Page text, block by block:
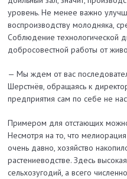
уровень. Не менее важно
воспроизводству молодняка,
Соблюдение технологической
добросовестной работы от
— Мы ждем от вас
Шерстнёв, обращаясь к
предприятия сам по себе не
Примером для отстающих
Несмотря на то, что
очень давно, хозяйство
растениеводстве. Здесь
сельхозугодий, а всего